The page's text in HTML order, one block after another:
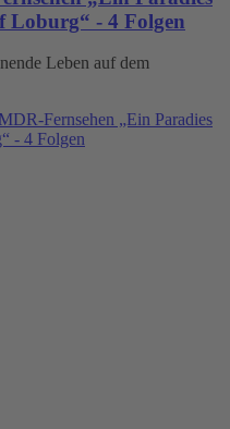
Loburg“ - 4 Folgen
Leben auf dem
Fernsehen „Ein Paradies
- 4 Folgen